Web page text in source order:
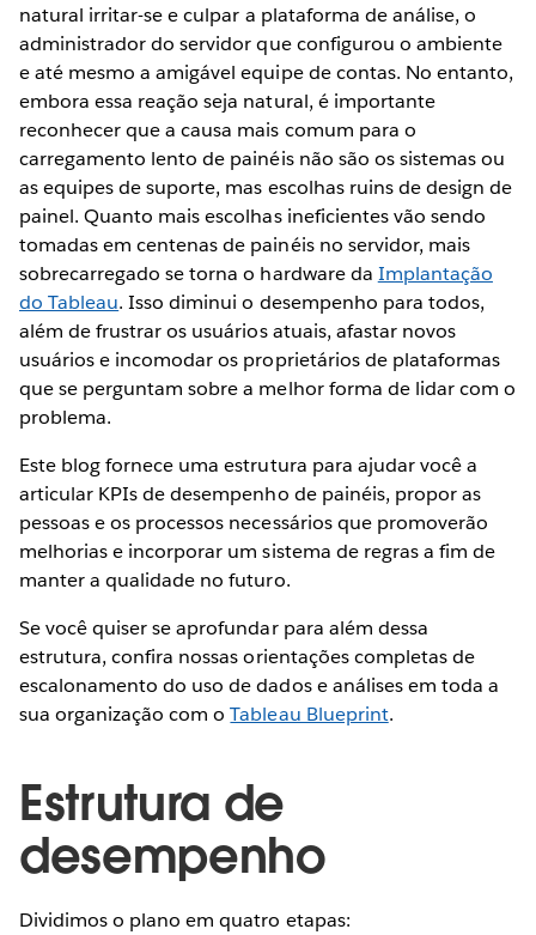
natural irritar-se e culpar a plataforma de análise, o
administrador do servidor que configurou o ambiente
e até mesmo a amigável equipe de contas. No entanto,
embora essa reação seja natural, é importante
reconhecer que a causa mais comum para o
carregamento lento de painéis não são os sistemas ou
as equipes de suporte, mas escolhas ruins de design de
painel. Quanto mais escolhas ineficientes vão sendo
tomadas em centenas de painéis no servidor, mais
sobrecarregado se torna o hardware da Implantação
do Tableau. Isso diminui o desempenho para todos,
além de frustrar os usuários atuais, afastar novos
usuários e incomodar os proprietários de plataformas
que se perguntam sobre a melhor forma de lidar com o
problema.
Este blog fornece uma estrutura para ajudar você a
articular KPIs de desempenho de painéis, propor as
pessoas e os processos necessários que promoverão
melhorias e incorporar um sistema de regras a fim de
manter a qualidade no futuro.
Se você quiser se aprofundar para além dessa
estrutura, confira nossas orientações completas de
escalonamento do uso de dados e análises em toda a
sua organização com oTableau Blueprint.
Estrutura de
desempenho
Dividimos o plano em quatro etapas: